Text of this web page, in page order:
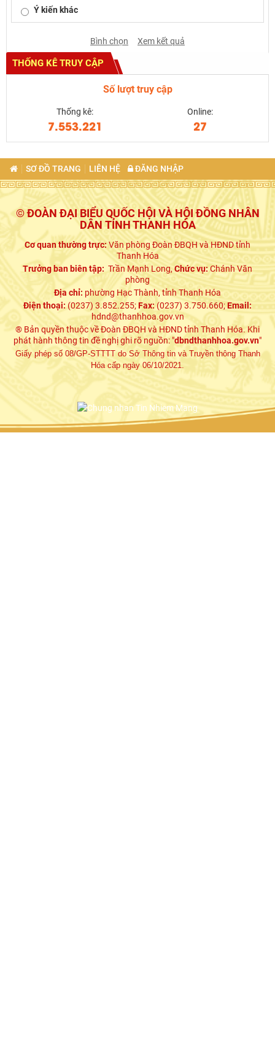
Ý kiến khác
Bình chọn Xem kết quả
THỐNG KÊ TRUY CẬP
Số lượt truy cập
Thống kê:
7.553.221
Online:
27
SƠ ĐỒ TRANG LIÊN HỆ ĐĂNG NHẬP
© ĐOÀN ĐẠI BIỂU QUỐC HỘI VÀ HỘI ĐỒNG NHÂN
DÂN TỈNH THANH HÓA
Cơ quan thường trực:Văn phòng Đoàn ĐBQH và HĐND tỉnh
Thanh Hóa
Trưởng ban biên tập: Trần Mạnh Long,Chức vụ:Chánh Văn
phòng
Địa chỉ: phường Hạc Thành, tỉnh Thanh Hóa
Điện thoại:(0237) 3.852.255;Fax:(0237) 3.750.660;Email:
hdnd@thanhhoa.gov.vn
® Bản quyền thuộc về Đoàn ĐBQH và HĐND tỉnh Thanh Hóa. Khi
phát hành thông tin đề nghị ghi rõ nguồn: "dbndthanhhoa.gov.vn"
Giấy phép số 08/GP-STTTT do Sở Thông tin và Truyền thông Thanh
Hóa cấp ngày 06/10/2021.